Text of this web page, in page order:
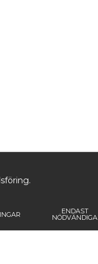
ENDAST
NÖDVÄNDIGA